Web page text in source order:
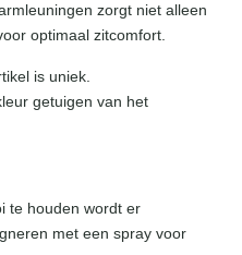
zorgt niet alleen
optimaal zitcomfort.
is uniek.
getuigen van het
te houden wordt er
met een spray voor